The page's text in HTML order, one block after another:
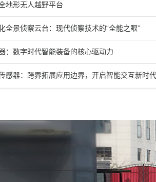
地形无人越野平台
全景侦察云台：现代侦察技术的“全能之眼”
：数字时代智能装备的核心驱动力
感器：跨界拓展应用边界，开启智能交互新时代